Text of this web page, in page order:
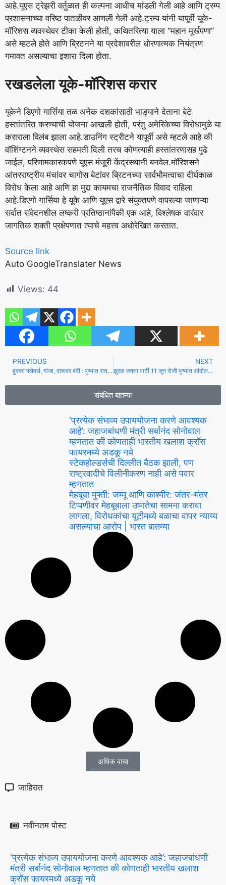
आहे.यूएस ट्रेझरी वर्तुळात ही कल्पना आधीच मांडली गेली आहे आणि ट्रम्प
प्रशासनाच्या वरिष्ठ पातळीवर आणली गेली आहे.ट्रम्प यांनी यापूर्वी यूके-
मॉरिशस व्यवस्थेवर टीका केली होती, कथितरित्या याला “महान मूर्खपणा”
असे म्हटले होते आणि ब्रिटनने या प्रदेशावरील धोरणात्मक नियंत्रण
गमावत असल्याचा इशारा दिला होता.
रखडलेला यूके-मॉरिशस करार
यूकेने डिएगो गार्सिया तळ अनेक दशकांसाठी भाड्याने देताना बेटे
हस्तांतरित करण्याची योजना आखली होती, परंतु अमेरिकेच्या विरोधामुळे या
कराराला विलंब झाला आहे.डाउनिंग स्ट्रीटने यापूर्वी असे म्हटले आहे की
वॉशिंग्टनने व्यवस्थेस सहमती दिली तरच कोणत्याही हस्तांतरणासह पुढे
जाईल, परिणामकारकपणे यूएस मंजूरी केंद्रस्थानी बनवेल.मॉरिशसने
आंतरराष्ट्रीय मंचांवर चागोस बेटांवर ब्रिटनच्या सार्वभौमत्वाचा दीर्घकाळ
विरोध केला आहे आणि हा मुद्दा कायमचा राजनैतिक विवाद राहिला
आहे.डिएगो गार्सिया हे यूके आणि यूएस द्वारे संयुक्तपणे वापरल्या जाणाऱ्या
सर्वात संवेदनशील लष्करी प्रतिष्ठानांपैकी एक आहे, विश्लेषक वारंवार
जागतिक शक्ती प्रक्षेपणात त्याचे महत्त्व अधोरेखित करतात.
Source link
Auto GoogleTranslater News
Views: 44
PREVIOUS
हुक्का फ्लेवर्स, गांजा, दारूवर बंदी : पुण्यात रात्री उशिरा पार्टी छाप्यात 107 पुरुष, 49 महिला ताब्यात
NEXT
झुरळ जनता पार्टी 11 जून रोजी पुण्यात आंदोलन करणार, धर्मेंद्र प्रधान यांचा राजीनामा मागणार
संबंधित बातम्या
‘प्रत्येक संभाव्य उपाययोजना करणे आवश्यक
आहे’: जहाजबांधणी मंत्री सर्बानंद सोनोवाल
म्हणतात की कोणताही भारतीय खलाश क्रॉस
फायरमध्ये अडकू नये
स्टेकहोल्डर्सची दिल्लीत बैठक झाली, पण
राष्ट्रवादीचे विलीनीकरण नाही असे पवार
म्हणतात
मेहबूबा मुफ्ती: जम्मू आणि काश्मीर: जंतर-मंतर
टिप्पणीवर मेहबूबाला उष्णतेचा सामना करावा
लागला, विरोधकांचा यूटीमध्ये बळाचा वापर न्याय्य
असल्याचा आरोप | भारत बातम्या
अधिक वाचा
जाहिरात
नवीनतम पोस्ट
‘प्रत्येक संभाव्य उपाययोजना करणे आवश्यक आहे’: जहाजबांधणी
मंत्री सर्बानंद सोनोवाल म्हणतात की कोणताही भारतीय खलाश
क्रॉस फायरमध्ये अडकू नये